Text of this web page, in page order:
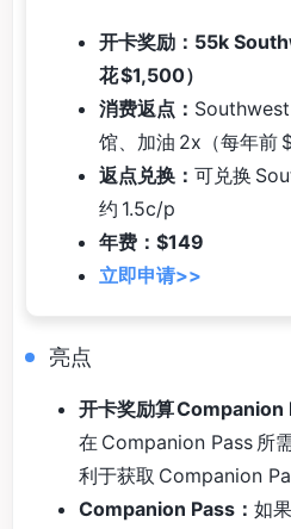
开卡奖励：55k
花 $1,500）
消费返点：
馆、加油 2x（每年前
返点兑换： 可兑换
约 1.5c/p
年费：$149
立即申请>>
亮点
开卡奖励算 Companion
在 Companion Pass 所
利于获取 Companion
Companion Pass： 如